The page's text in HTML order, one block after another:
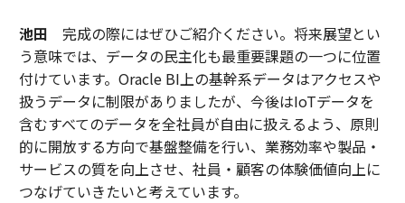
池田 完成の際にはぜひご紹介ください。将来展望とい
う意味では、データの民主化も最重要課題の一つに位置
付けています。Oracle BI上の基幹系データはアクセスや
扱うデータに制限がありましたが、今後はIoTデータを
含むすべてのデータを全社員が自由に扱えるよう、原則
的に開放する方向で基盤整備を行い、業務効率や製品・
サービスの質を向上させ、社員・顧客の体験価値向上に
つなげていきたいと考えています。